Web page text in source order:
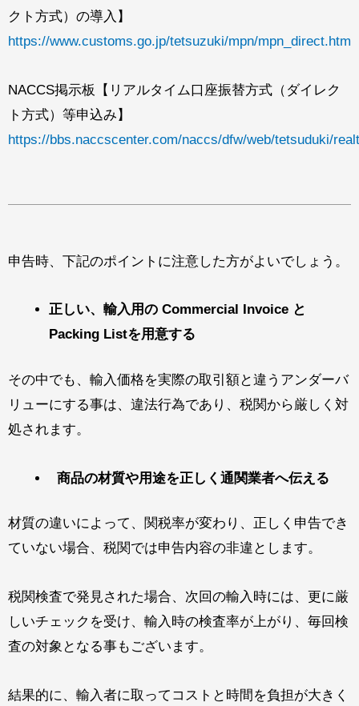
クト方式）の導入】
https://www.customs.go.jp/tetsuzuki/mpn/mpn_direct.htm
NACCS掲示板【リアルタイム口座振替方式（ダイレク
ト方式）等申込み】
https://bbs.naccscenter.com/naccs/dfw/web/tetsuduki/
申告時、下記のポイントに注意した方がよいでしょう。
正しい、輸入用の Commercial Invoice と
Packing Listを用意する
その中でも、輸入価格を実際の取引額と違うアンダーバ
リューにする事は、違法行為であり、税関から厳しく対
処されます。
商品の材質や用途を正しく通関業者へ伝える
材質の違いによって、関税率が変わり、正しく申告でき
ていない場合、税関では申告内容の非違とします。
税関検査で発見された場合、次回の輸入時には、更に厳
しいチェックを受け、輸入時の検査率が上がり、毎回検
査の対象となる事もございます。
結果的に、輸入者に取ってコストと時間を負担が大きく